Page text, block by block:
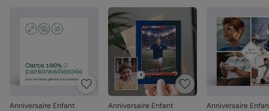
Anniversaire Enfant Anniversaire Enfant Anniversaire